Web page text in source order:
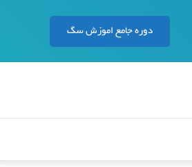
دوره جامع اموزش سگ